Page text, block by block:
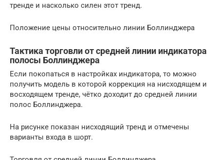
тренде и насколько силен этот тренд.
Положение цены относительно линии Боллинджера
Тактика торговли от средней линии индикатора
полосы Боллинджера
Если покопаться в настройках индикатора, то можно
получить модель в которой коррекция на нисходящем и
восходящем тренде, чётко доходит до средней линии
полос Боллинджера.
На рисунке показан нисходящий тренд и отмечены
варианты входа в шорт.